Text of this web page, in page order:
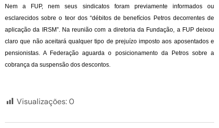
Nem a FUP, nem seus sindicatos foram previamente informados ou
esclarecidos sobre o teor dos “débitos de benefícios Petros decorrentes de
aplicação da IRSM”. Na reunião com a diretoria da Fundação, a FUP deixou
claro que não aceitará qualquer tipo de prejuízo imposto aos aposentados e
pensionistas. A Federação aguarda o posicionamento da Petros sobre a
cobrança da suspensão dos descontos.
Visualizações:0